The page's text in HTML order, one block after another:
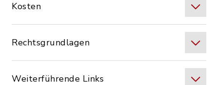
Kosten
Rechtsgrundlagen
Weiterführende Links